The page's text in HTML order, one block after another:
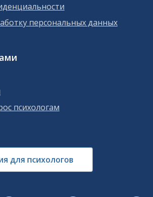
персональных данных
психологам
для психологов